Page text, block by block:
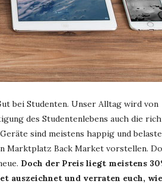
bei Studenten. Unser Alltag wird von
des Studentenlebens auch die
sind meistens happig und
Marktplatz Back Market vorstellen.
Doch der Preis liegt meistens
auszeichnet und verraten euch,